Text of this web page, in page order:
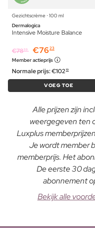
Gezichtscrème ⋅ 100 ml
Dermalogica
Intensive Moisture Balance
€7859 €7623
Member actieprijs
Normale prijs:€10219
VOEG TOE
Alle prijzen zijn
weergegeven ten
Luxplus
Je wordt member
memberprijs. Het
De eerste 30
abonnement
Bekijk alle